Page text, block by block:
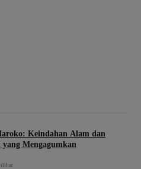
Keindahan Alam dan
Mengagumkan